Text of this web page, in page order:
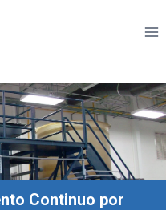
Continuo por